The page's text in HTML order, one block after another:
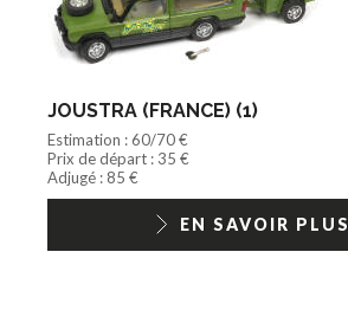
JOUSTRA (FRANCE) (1)
Estimation : 60/70 €
Prix de départ : 35 €
Adjugé : 85 €
EN SAVOIR PLUS